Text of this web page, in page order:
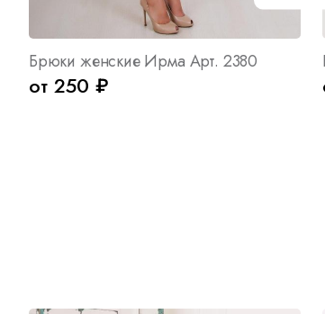
Брюки женские Ирма Арт. 2380
от 250 ₽